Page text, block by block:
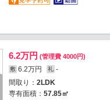
6.2万円 (管理費 4000円)
敷 6.2万円 礼 -
間取り： 2LDK
専有面積： 57.85㎡